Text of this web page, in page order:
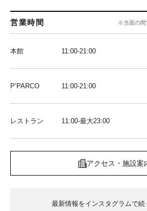
営業時間 ※当面の間
本館 11:00-21:00
P’PARCO 11:00-21:00
レストラン 11:00-最大23:00
アクセス・施設案
最新情報をインスタグラムで続